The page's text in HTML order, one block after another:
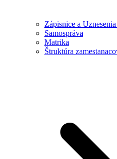
Zápisnice a
Samospráva
Matrika
Štruktúra